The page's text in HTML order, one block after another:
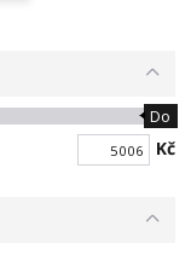
Do
Kč